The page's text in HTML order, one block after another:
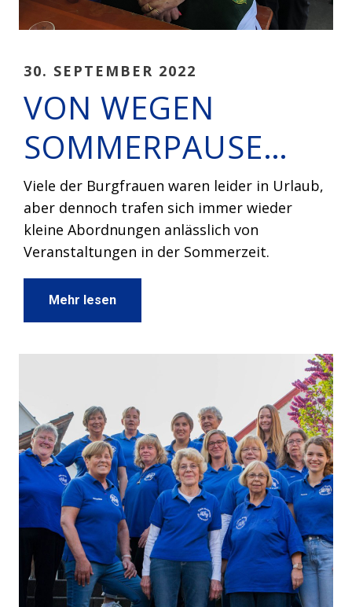
30. SEPTEMBER 2022
VON WEGEN
SOMMERPAUSE…
Viele der Burgfrauen waren leider in Urlaub,
aber dennoch trafen sich immer wieder
kleine Abordnungen anlässlich von
Veranstaltungen in der Sommerzeit.
Mehr lesen